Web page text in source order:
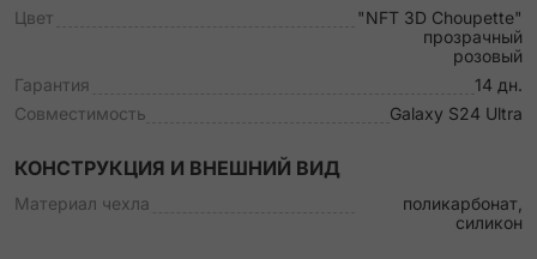
Цвет
"NFT 3D Choupette"
прозрачный
розовый
Гарантия
14 дн.
Совместимость
Galaxy S24 Ultra
КОНСТРУКЦИЯ И ВНЕШНИЙ ВИД
Материал чехла
поликарбонат,
силикон